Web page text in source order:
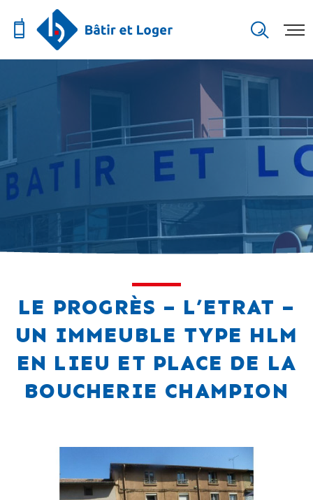
LE PROGRÈS – L’ETRAT –
UN IMMEUBLE TYPE HLM
EN LIEU ET PLACE DE LA
BOUCHERIE CHAMPION